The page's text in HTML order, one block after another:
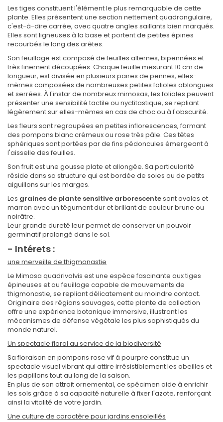
Les tiges constituent l'élément le plus remarquable de cette
plante. Elles présentent une section nettement quadrangulaire,
c'est-à-dire carrée, avec quatre angles saillants bien marqués.
Elles sont ligneuses à la base et portent de petites épines
recourbés le long des arêtes.
Son feuillage est composé de feuilles alternes, bipennées et
très finement découpées. Chaque feuille mesurant 10 cm de
longueur, est divisée en plusieurs paires de pennes, elles-
mêmes composées de nombreuses petites folioles oblongues
et serrées. À l'instar de nombreux mimosas, les folioles peuvent
présenter une sensibilité tactile ou nyctitastique, se repliant
légèrement sur elles-mêmes en cas de choc ou à l'obscurité.
Les fleurs sont regroupées en petites inflorescences, formant
des pompons blanc crémeux ou rose très pâle. Ces têtes
sphériques sont portées par de fins pédoncules émergeant à
l'aisselle des feuilles.
Son fruit est une gousse plate et allongée. Sa particularité
réside dans sa structure qui est bordée de soies ou de petits
aiguillons sur les marges.
Les graines de plante sensitive arborescentesont ovales et
marron avec un tégument dur et brillant de couleur brune ou
noirâtre.
Leur grande dureté leur permet de conserver un pouvoir
germinatif prolongé dans le sol.
- Intérets :
une merveille de thigmonastie
Le Mimosa quadrivalvis est une espèce fascinante aux tiges
épineuses et au feuillage capable de mouvements de
thigmonastie, se repliant délicatement au moindre contact.
Originaire des régions sauvages, cette plante de collection
offre une expérience botanique immersive, illustrant les
mécanismes de défense végétale les plus sophistiqués du
monde naturel.
Un spectacle floral au service de la biodiversité
Sa floraison en pompons rose vif à pourpre constitue un
spectacle visuel vibrant qui attire irrésistiblement les abeilles et
les papillons tout au long de la saison.
En plus de son attrait ornemental, ce spécimen aide à enrichir
les sols grâce à sa capacité naturelle à fixer l'azote, renforçant
ainsi la vitalité de votre jardin.
Une culture de caractère pour jardins ensoleillés